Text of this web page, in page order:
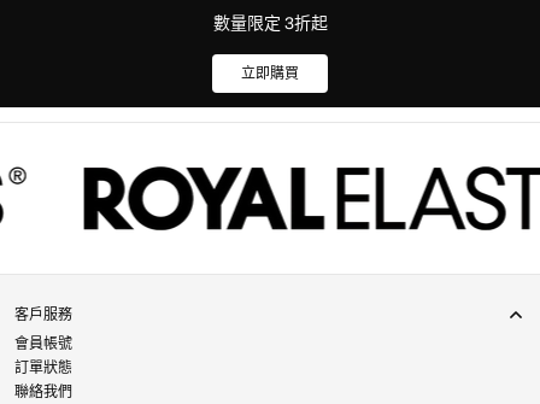
數量限定 3折起
立即購買
客戶服務
會員帳號
訂單狀態
聯絡我們